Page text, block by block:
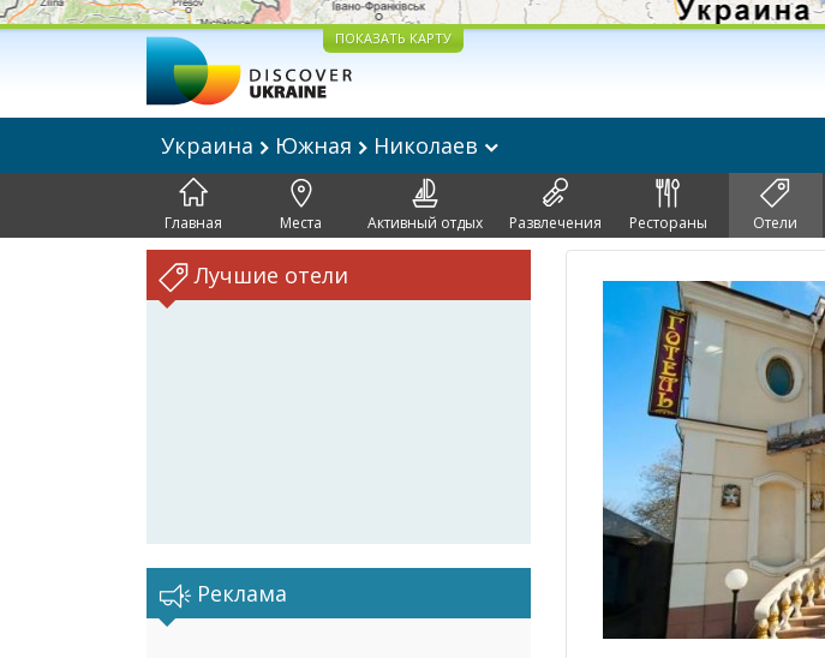
ПОКАЗАТЬ КАРТУ
Украина Южная Николаев
Главная Места Активный отдых Развлечения Рестораны Отели
Лучшие отели
Реклама